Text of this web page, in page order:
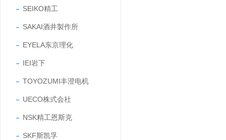
SEIKO精工
SAKAI酒井製作所
EYELA东京理化
IEI岩下
TOYOZUMI丰澄电机
UECO株式会社
NSK精工恩斯克
SKF斯凯孚